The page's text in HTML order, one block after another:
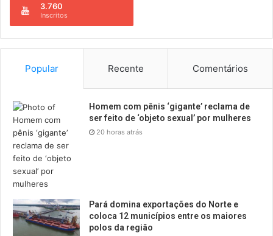
3.760
Inscritos
Popular Recente Comentários
Homem com pênis ‘gigante’ reclama de
ser feito de ‘objeto sexual’ por mulheres
20 horas atrás
Pará domina exportações do Norte e
coloca 12 municípios entre os maiores
polos da região